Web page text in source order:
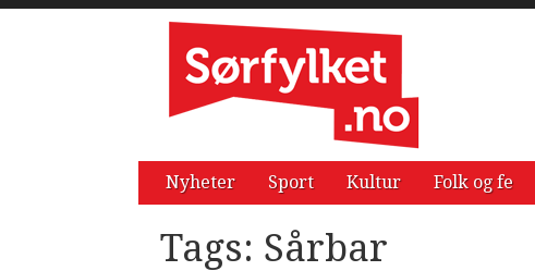
Nyheter Sport Kultur Folk og fe
Tags: Sårbar